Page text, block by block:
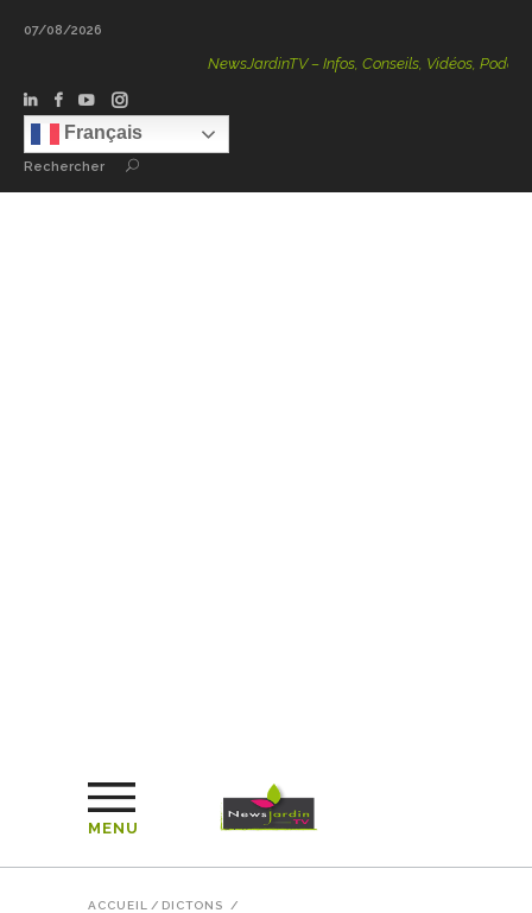
07/08/2026
NewsJardinTV – Infos, Conseils, Vidéos, Podcasts – 100
Français
Rechercher
MENU
ACCUEIL / DICTONS /